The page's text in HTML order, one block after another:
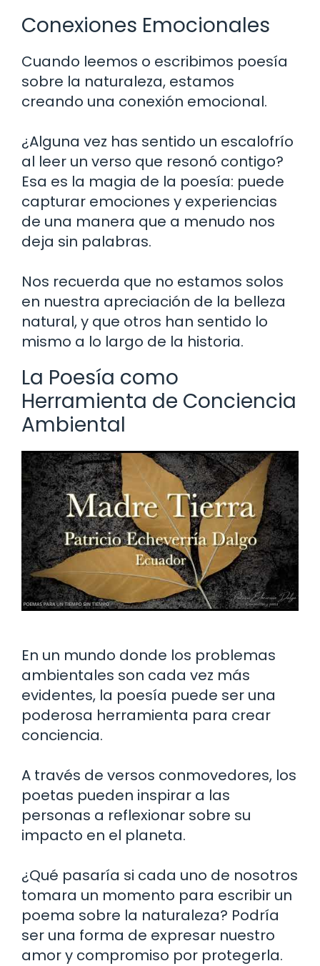
Conexiones Emocionales
Cuando leemos o escribimos poesía
sobre la naturaleza, estamos
creando una conexión emocional.
¿Alguna vez has sentido un escalofrío
al leer un verso que resonó contigo?
Esa es la magia de la poesía: puede
capturar emociones y experiencias
de una manera que a menudo nos
deja sin palabras.
Nos recuerda que no estamos solos
en nuestra apreciación de la belleza
natural, y que otros han sentido lo
mismo a lo largo de la historia.
La Poesía como
Herramienta de Conciencia
Ambiental
En un mundo donde los problemas
ambientales son cada vez más
evidentes, la poesía puede ser una
poderosa herramienta para crear
conciencia.
A través de versos conmovedores, los
poetas pueden inspirar a las
personas a reflexionar sobre su
impacto en el planeta.
¿Qué pasaría si cada uno de nosotros
tomara un momento para escribir un
poema sobre la naturaleza? Podría
ser una forma de expresar nuestro
amor y compromiso por protegerla.